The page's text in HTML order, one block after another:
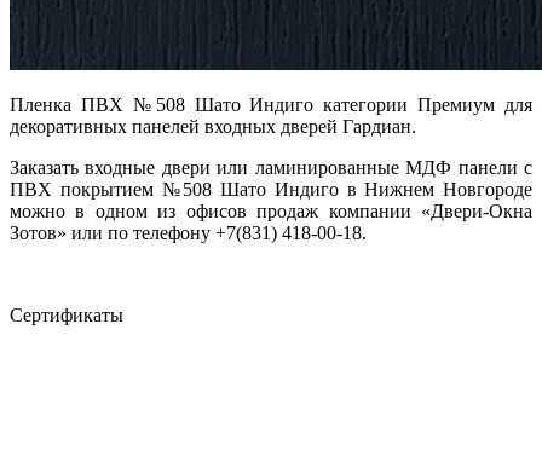
Пленка ПВХ №508 Шато Индиго категории Премиум для
декоративных панелей входных дверей Гардиан.
Заказать входные двери или ламинированные МДФ панели с
ПВХ покрытием №508 Шато Индиго в Нижнем Новгороде
можно в одном из офисов продаж компании «Двери-Окна
Зотов» или по телефону +7(831) 418-00-18.
Сертификаты